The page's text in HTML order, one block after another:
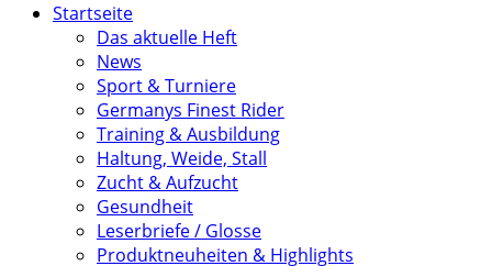
Startseite
Das aktuelle Heft
News
Sport & Turniere
Germanys Finest Rider
Training & Ausbildung
Haltung, Weide, Stall
Zucht & Aufzucht
Gesundheit
Leserbriefe / Glosse
Produktneuheiten & Highlights